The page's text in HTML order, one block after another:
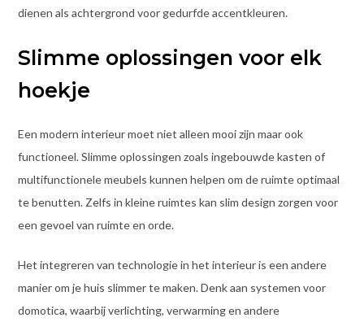
dienen als achtergrond voor gedurfde accentkleuren.
Slimme oplossingen voor elk
hoekje
Een modern interieur moet niet alleen mooi zijn maar ook
functioneel. Slimme oplossingen zoals ingebouwde kasten of
multifunctionele meubels kunnen helpen om de ruimte optimaal
te benutten. Zelfs in kleine ruimtes kan slim design zorgen voor
een gevoel van ruimte en orde.
Het integreren van technologie in het interieur is een andere
manier om je huis slimmer te maken. Denk aan systemen voor
domotica, waarbij verlichting, verwarming en andere